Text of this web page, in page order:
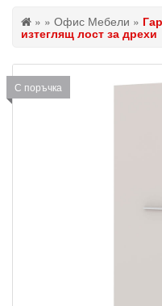
» » Офис Мебели »
изтеглящ лост за дрехи
С поръчка